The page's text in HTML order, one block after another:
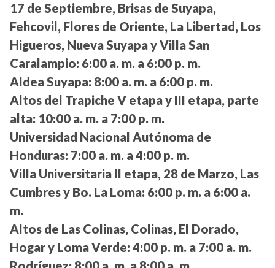
17 de Septiembre, Brisas de Suyapa,
Fehcovil, Flores de Oriente, La Libertad, Los
Higueros, Nueva Suyapa y Villa San
Caralampio: 6:00 a. m. a 6:00 p. m.
Aldea Suyapa: 8:00 a. m. a 6:00 p. m.
Altos del Trapiche V etapa y III etapa, parte
alta: 10:00 a. m. a 7:00 p. m.
Universidad Nacional Autónoma de
Honduras: 7:00 a. m. a 4:00 p. m.
Villa Universitaria II etapa, 28 de Marzo, Las
Cumbres y Bo. La Loma: 6:00 p. m. a 6:00 a.
m.
Altos de Las Colinas, Colinas, El Dorado,
Hogar y Loma Verde: 4:00 p. m. a 7:00 a. m.